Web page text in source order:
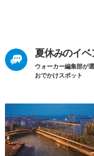
夏休みのイ
ウォーカー編集部が
おでかけスポット